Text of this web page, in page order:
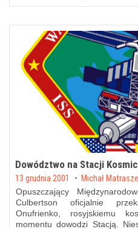
Dowództwo na Stacji
Posted on
13 grudnia 2001 by Michał
Opuszczający
Culbertson oficjalnie
Onufrienko, rosyjskiemu
momentu dowodzi Stacją.